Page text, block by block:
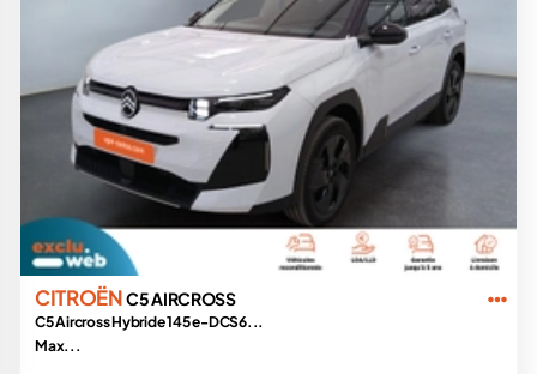
CITROËNC5 AIRCROSS
C5 Aircross Hybride 145 e-DCS6...
Max...